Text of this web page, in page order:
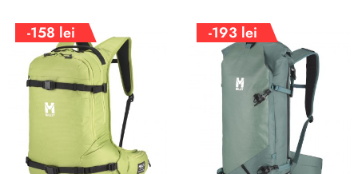
-158 lei -193 lei